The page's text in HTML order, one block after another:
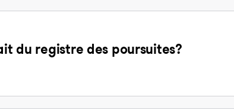
du registre des poursuites?